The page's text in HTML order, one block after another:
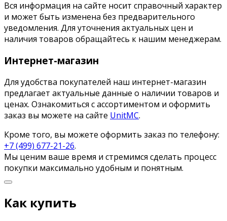
Вся информация на сайте носит справочный характер
и может быть изменена без предварительного
уведомления. Для уточнения актуальных цен и
наличия товаров обращайтесь к нашим менеджерам.
Интернет-магазин
Для удобства покупателей наш интернет-магазин
предлагает актуальные данные о наличии товаров и
ценах. Ознакомиться с ассортиментом и оформить
заказ вы можете на сайте UnitMC.
Кроме того, вы можете оформить заказ по телефону:
+7 (499) 677-21-26.
Мы ценим ваше время и стремимся сделать процесс
покупки максимально удобным и понятным.
Как купить